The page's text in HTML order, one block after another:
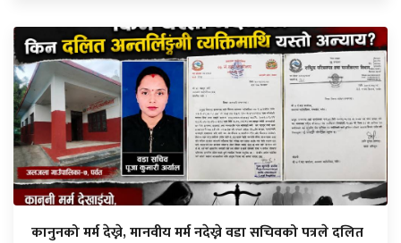
कानुनको मर्म देख्ने, मानवीय मर्म नदेख्ने वडा सचिवको पत्रले दलित